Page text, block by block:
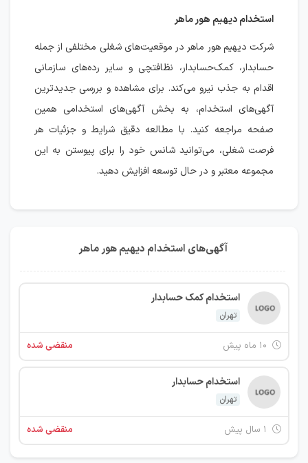
استخدام دیهیم هور ماهر
شرکت دیهیم هور ماهر در موقعیت‌های شغلی مختلفی از جمله
حسابدار، کمک‌حسابدار، نظافتچی و سایر رده‌های سازمانی
اقدام به جذب نیرو می‌کند. برای مشاهده و بررسی جدیدترین
آگهی‌های استخدام، به بخش آگهی‌های استخدامی همین
صفحه مراجعه کنید. با مطالعه دقیق شرایط و جزئیات هر
فرصت شغلی، می‌توانید شانس خود را برای پیوستن به این
مجموعه معتبر و در حال توسعه افزایش دهید.
آگهی‌های استخدام دیهیم هور ماهر
استخدام کمک حسابدار
تهران
منقضی شده
استخدام حسابدار
تهران
منقضی شده